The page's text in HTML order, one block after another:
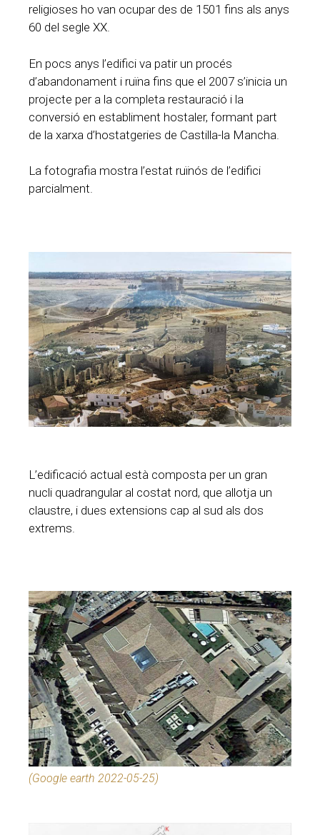
religioses ho van ocupar des de 1501 fins als anys
60 del segle XX.
En pocs anys l’edifici va patir un procés
d’abandonament i ruïna fins que el 2007 s’inicia un
projecte per a la completa restauració i la
conversió en establiment hostaler, formant part
de la xarxa d’hostatgeries de Castilla-la Mancha.
La fotografia mostra l’estat ruïnós de l’edifici
parcialment.
L’edificació actual està composta per un gran
nucli quadrangular al costat nord, que allotja un
claustre, i dues extensions cap al sud als dos
extrems.
(Google earth 2022-05-25)